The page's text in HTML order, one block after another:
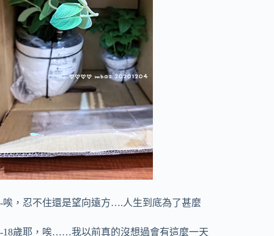
-唉，忍不住還是望向遠方….人生到底為了甚麼
-18歲耶，唉……我以前真的沒想過會有這麼一天